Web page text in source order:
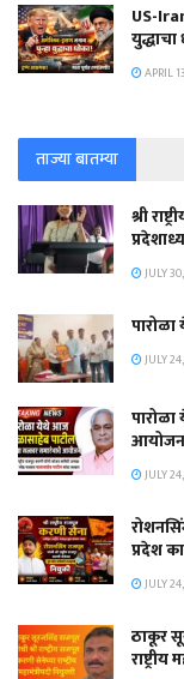
US-
युद्धाचा
APRIL
ताज्या बातम्या
श्री
JULY
JULY
आयोजन
JULY
प्रदेश
JULY
ठाकूर
राष्ट्रीय